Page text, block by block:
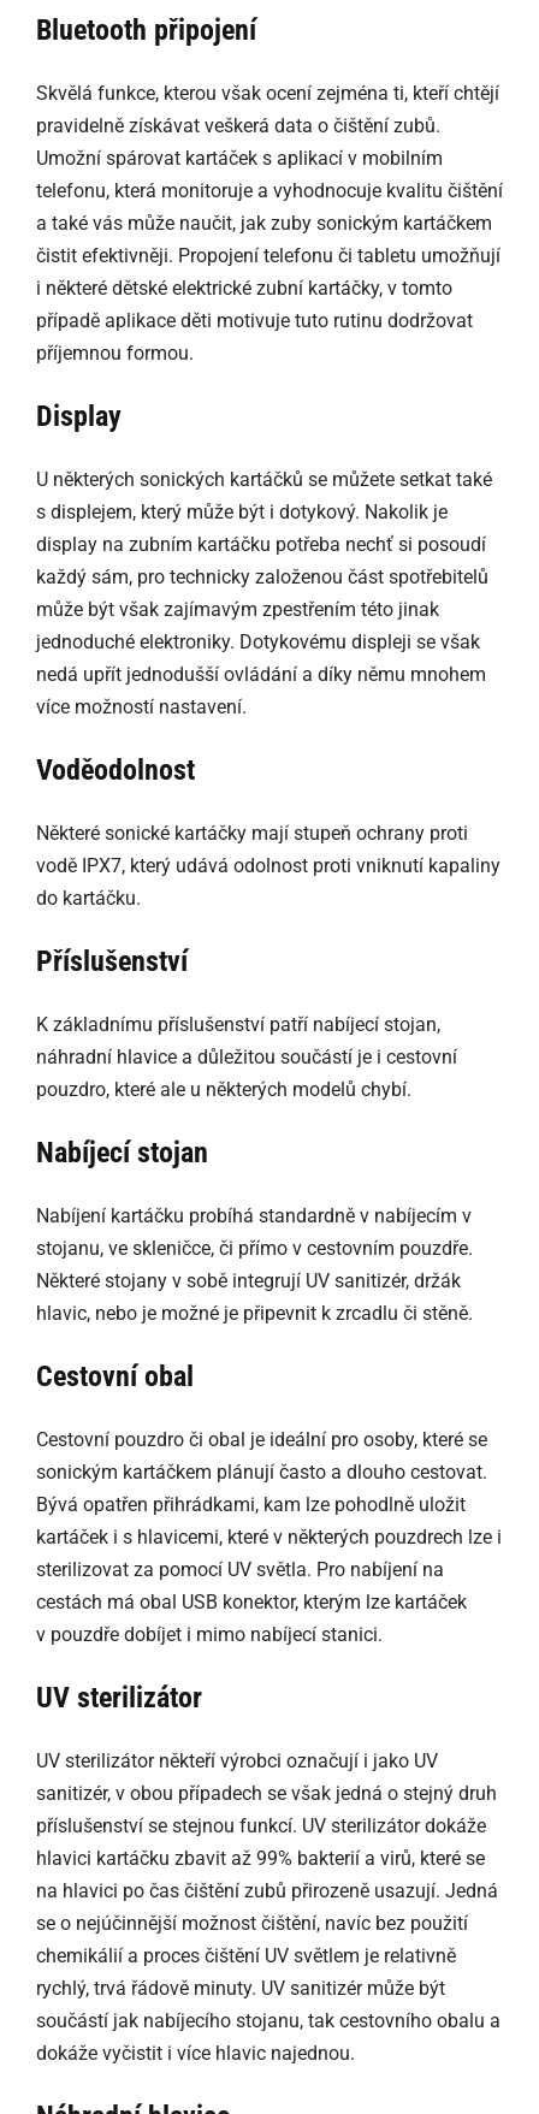
Bluetooth připojení
Skvělá funkce, kterou však ocení zejména ti, kteří chtějí
pravidelně získávat veškerá data o čištění zubů.
Umožní spárovat kartáček s aplikací v mobilním
telefonu, která monitoruje a vyhodnocuje kvalitu čištění
a také vás může naučit, jak zuby sonickým kartáčkem
čistit efektivněji. Propojení telefonu či tabletu umožňují
i některé dětské elektrické zubní kartáčky, v tomto
případě aplikace děti motivuje tuto rutinu dodržovat
příjemnou formou.
Display
U některých sonických kartáčků se můžete setkat také
s displejem, který může být i dotykový. Nakolik je
display na zubním kartáčku potřeba nechť si posoudí
každý sám, pro technicky založenou část spotřebitelů
může být však zajímavým zpestřením této jinak
jednoduché elektroniky. Dotykovému displeji se však
nedá upřít jednodušší ovládání a díky němu mnohem
více možností nastavení.
Voděodolnost
Některé sonické kartáčky mají stupeň ochrany proti
vodě IPX7, který udává odolnost proti vniknutí kapaliny
do kartáčku.
Příslušenství
K základnímu příslušenství patří nabíjecí stojan,
náhradní hlavice a důležitou součástí je i cestovní
pouzdro, které ale u některých modelů chybí.
Nabíjecí stojan
Nabíjení kartáčku probíhá standardně v nabíjecím v
stojanu, ve skleničce, či přímo v cestovním pouzdře.
Některé stojany v sobě integrují UV sanitizér, držák
hlavic, nebo je možné je připevnit k zrcadlu či stěně.
Cestovní obal
Cestovní pouzdro či obal je ideální pro osoby, které se
sonickým kartáčkem plánují často a dlouho cestovat.
Bývá opatřen přihrádkami, kam lze pohodlně uložit
kartáček i s hlavicemi, které v některých pouzdrech lze i
sterilizovat za pomocí UV světla. Pro nabíjení na
cestách má obal USB konektor, kterým lze kartáček
v pouzdře dobíjet i mimo nabíjecí stanici.
UV sterilizátor
UV sterilizátor někteří výrobci označují i jako UV
sanitizér, v obou případech se však jedná o stejný druh
příslušenství se stejnou funkcí. UV sterilizátor dokáže
hlavici kartáčku zbavit až 99% bakterií a virů, které se
na hlavici po čas čištění zubů přirozeně usazují. Jedná
se o nejúčinnější možnost čištění, navíc bez použití
chemikálií a proces čištění UV světlem je relativně
rychlý, trvá řádově minuty. UV sanitizér může být
součástí jak nabíjecího stojanu, tak cestovního obalu a
dokáže vyčistit i více hlavic najednou.